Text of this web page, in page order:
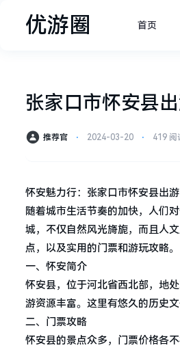
优游圈 首页
张家口市怀安县
推荐官 ⋅ 2024-03-20 ⋅ 419 阅
怀安魅力行：张家口市怀安县出
随着城市生活节奏的加快，人们
城，不仅自然风光旖旎，而且人
点，以及实用的门票和游玩攻略。
一、怀安简介
怀安县，位于河北省西北部，地
游资源丰富。这里有悠久的历史
二、门票攻略
怀安县的景点众多，门票价格各